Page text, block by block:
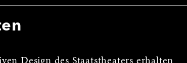
Design des Staatstheaters erhalten